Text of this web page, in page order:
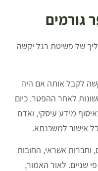
גורמים
של פשיטת רגל יקשה
לקבל אותה אם היה
לאחר ההפטר. כיום
מידע עיסקי, ואדם
אישור למשכנתא.
וחברות אשראי, החובות
שניים. לאור האמור,